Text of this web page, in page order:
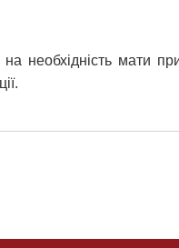
необхідність мати